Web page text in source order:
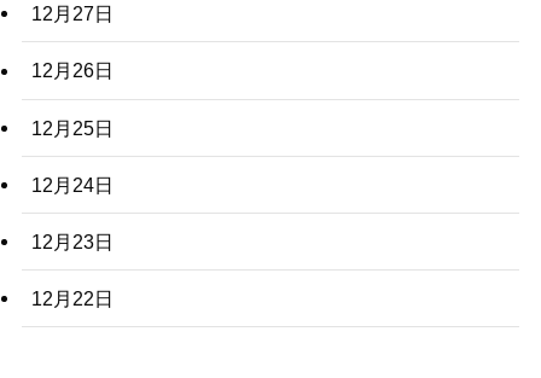
12月27日
12月26日
12月25日
12月24日
12月23日
12月22日